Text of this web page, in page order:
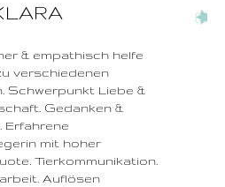
(9)
& empathisch helfe
verschiedenen
Schwerpunkt Liebe &
Gedanken &
Erfahrene
mit hoher
Tierkommunikation.
Auflösen